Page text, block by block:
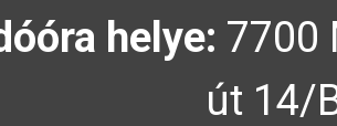
helye: 7700
út 14/